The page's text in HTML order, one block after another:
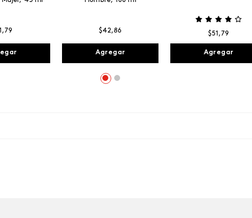
, 79 $42,86
Agregar
$51 , 79
Agregar